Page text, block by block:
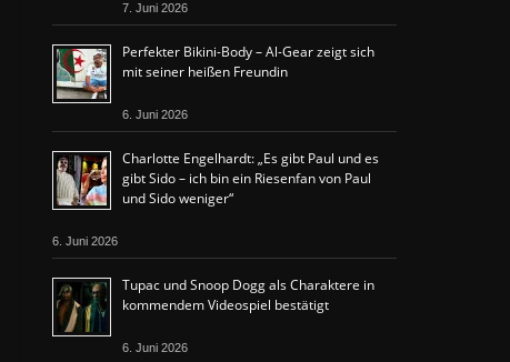
7. Juni 2026
Perfekter Bikini-Body – Al-Gear zeigt sich
mit seiner heißen Freundin
6. Juni 2026
Charlotte Engelhardt: „Es gibt Paul und es
gibt Sido – ich bin ein Riesenfan von Paul
und Sido weniger“
6. Juni 2026
Tupac und Snoop Dogg als Charaktere in
kommendem Videospiel bestätigt
6. Juni 2026